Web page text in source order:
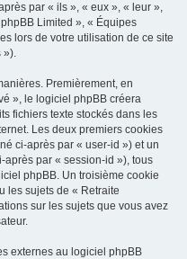
par « ils », « eux », « leur »,
Limited », « Équipes
lors de votre utilisation de ce site
»).
Premièrement, en
», le logiciel phpBB créera
fichiers texte stockés dans les
Les deux premiers cookies
ci-après par « user-id ») et un
par « session-id »), tous
phpBB. Un troisième cookie
les sujets de « Retraite
sur les sujets que vous avez
externes au logiciel phpBB